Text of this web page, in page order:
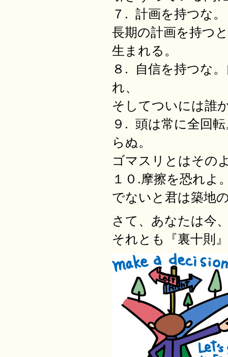
７. 計画を持つな。
長期の計画を持つ
生まれる。
８. 自信を持つな
れ、
そしてついには誰
９. 頭は常に全回
らぬ。
ゴマスリとはその
１０.摩擦を恐れよ
でないと君は築地
さて、あなたは今
それとも『裏十則